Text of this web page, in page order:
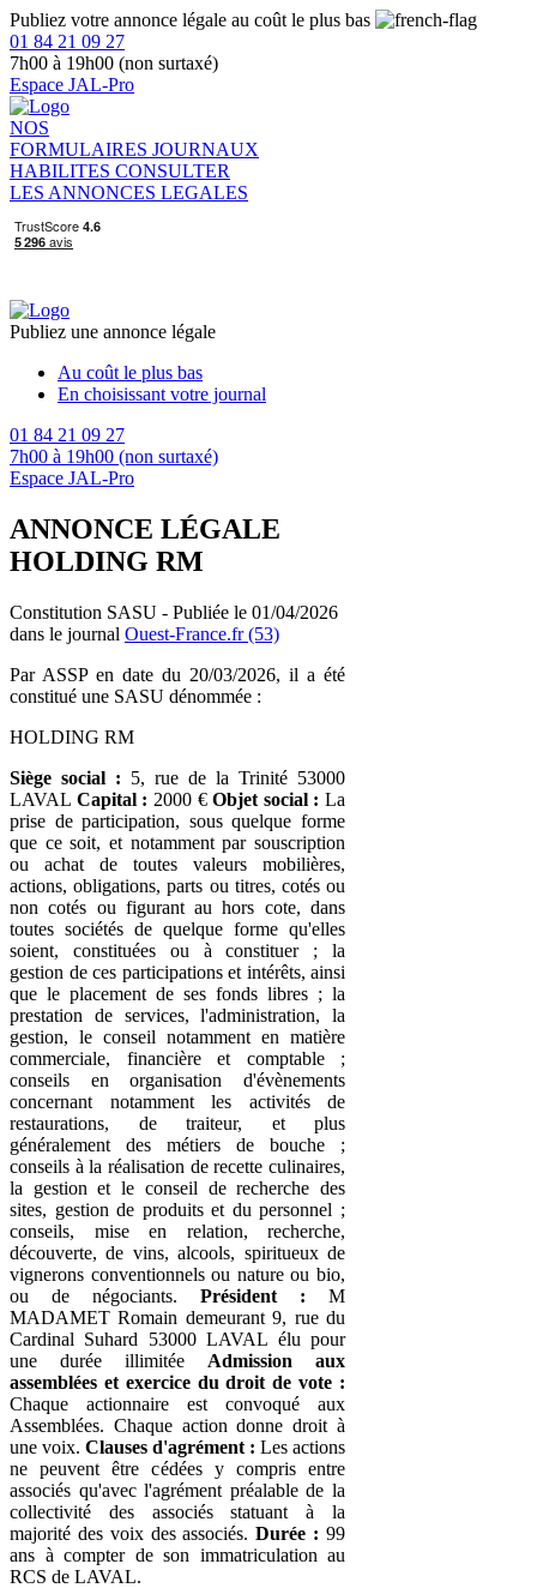
Publiez votre annonce légale au coût le plus bas
01 84 21 09 27
7h00 à 19h00 (non surtaxé)
Espace JAL-Pro
NOS
FORMULAIRES JOURNAUX
HABILITES CONSULTER
LES ANNONCES LEGALES
Publiez une annonce légale
Au coût le plus bas
En choisissant votre journal
01 84 21 09 27
7h00 à 19h00 (non surtaxé)
Espace JAL-Pro
ANNONCE LÉGALE
HOLDING RM
Constitution SASU - Publiée le 01/04/2026
dans le journal Ouest-France.fr (53)
Par ASSP en date du 20/03/2026, il a été
constitué une SASU dénommée :
HOLDING RM
Siège social : 5, rue de la Trinité 53000
LAVAL Capital : 2000 €Objet social : La
prise de participation, sous quelque forme
que ce soit, et notamment par souscription
ou achat de toutes valeurs mobilières,
actions, obligations, parts ou titres, cotés ou
non cotés ou figurant au hors cote, dans
toutes sociétés de quelque forme qu'elles
soient, constituées ou à constituer ; la
gestion de ces participations et intérêts, ainsi
que le placement de ses fonds libres ; la
prestation de services, l'administration, la
gestion, le conseil notamment en matière
commerciale, financière et comptable ;
conseils en organisation d'évènements
concernant notamment les activités de
restaurations, de traiteur, et plus
généralement des métiers de bouche ;
conseils à la réalisation de recette culinaires,
la gestion et le conseil de recherche des
sites, gestion de produits et du personnel ;
conseils, mise en relation, recherche,
découverte, de vins, alcools, spiritueux de
vignerons conventionnels ou nature ou bio,
ou de négociants. Président : M
MADAMET Romain demeurant 9, rue du
Cardinal Suhard 53000 LAVAL élu pour
une durée illimitée Admission aux
assemblées et exercice du droit de vote :
Chaque actionnaire est convoqué aux
Assemblées. Chaque action donne droit à
une voix. Clauses d'agrément : Les actions
ne peuvent être cédées y compris entre
associés qu'avec l'agrément préalable de la
collectivité des associés statuant à la
majorité des voix des associés.Durée : 99
ans à compter de son immatriculation au
RCS de LAVAL.